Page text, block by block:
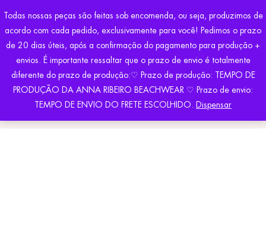
Todas nossas peças são feitas sob encomenda, ou seja, produzimos de
acordo com cada pedido, exclusivamente para você! Pedimos o prazo
de 20 dias úteis, após a confirmação do pagamento para produção +
envios. É importante ressaltar que o prazo de envio é totalmente
diferente do prazo de produção:♡ Prazo de produção: TEMPO DE
PRODUÇÃO DA ANNA RIBEIRO BEACHWEAR ♡ Prazo de envio:
TEMPO DE ENVIO DO FRETE ESCOLHIDO. Dispensar
POSTS TAGGED "COLLECTIONS"
Home Posts tagged "Collections"